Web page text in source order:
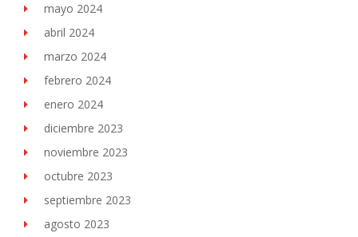
mayo 2024
abril 2024
marzo 2024
febrero 2024
enero 2024
diciembre 2023
noviembre 2023
octubre 2023
septiembre 2023
agosto 2023